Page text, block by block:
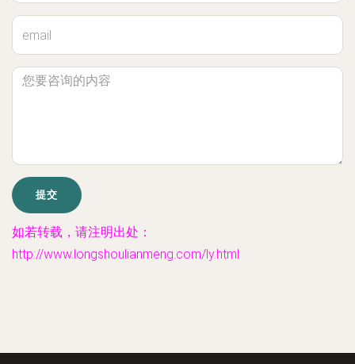
如若转载，请注明出处：
http://www.longshoulianmeng.com/ly.html